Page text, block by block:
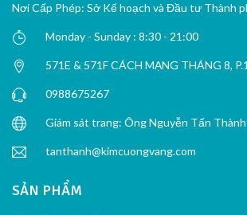
Nơi Cấp Phép: Sở Kế hoạch và Đầu tư Thành
Monday - Sunday : 8:30 - 21:00
571E & 571F CÁCH MẠNG THÁNG 8,
0988675267
Giám sát trang: Ông Nguyễn Tấn
tanthanh@kimcuongvang.com
SẢN PHẨM